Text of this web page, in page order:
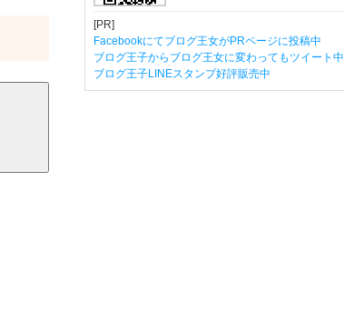
[PR]
Facebookにてブログ王女がPRページに投稿中
ブログ王子からブログ王女に変わってもツイート中
ブログ王子LINEスタンプ好評販売中